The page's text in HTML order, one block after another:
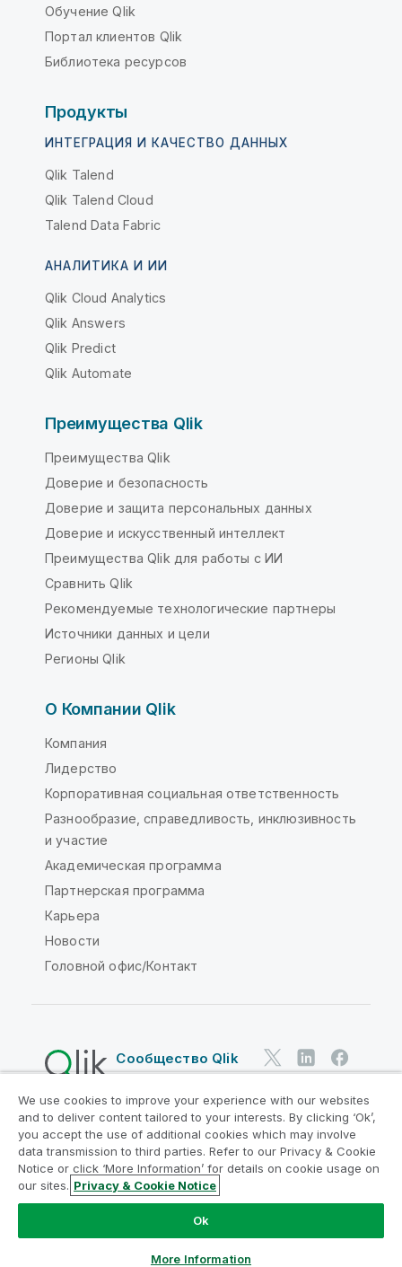
Обучение Qlik
Портал клиентов Qlik
Библиотека ресурсов
Продукты
ИНТЕГРАЦИЯ И КАЧЕСТВО ДАННЫХ
Qlik Talend
Qlik Talend Cloud
Talend Data Fabric
АНАЛИТИКА И ИИ
Qlik Cloud Analytics
Qlik Answers
Qlik Predict
Qlik Automate
Преимущества Qlik
Преимущества Qlik
Доверие и безопасность
Доверие и защита персональных данных
Доверие и искусственный интеллект
Преимущества Qlik для работы с ИИ
Сравнить Qlik
Рекомендуемые технологические партнеры
Источники данных и цели
Регионы Qlik
О Компании Qlik
Компания
Лидерство
Корпоративная социальная ответственность
Разнообразие, справедливость, инклюзивность
и участие
Академическая программа
Партнерская программа
Карьера
Новости
Головной офис/Контакт
Сообщество Qlik
Юридические соглашения
Условия использования продуктов
Legal Policies
Юридические положения
Условия использования
Товарные знаки
Do Not Share My Info
© QlikTech International AB, 1993-2026. Все права
We use cookies to improve your experience with our websites
and to deliver content tailored to your interests. By clicking ‘Ok’,
you accept the use of additional cookies which may involve
data transmission to third parties. Refer to our Privacy & Cookie
Notice or click ‘More Information’ for details on cookie usage on
our sites. Privacy & Cookie Notice
Ok
More Information